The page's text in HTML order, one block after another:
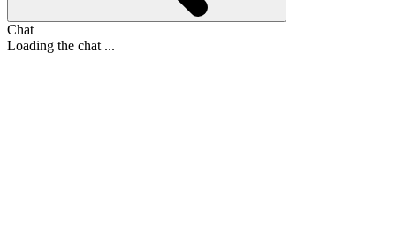
Chat
Loading the chat ...